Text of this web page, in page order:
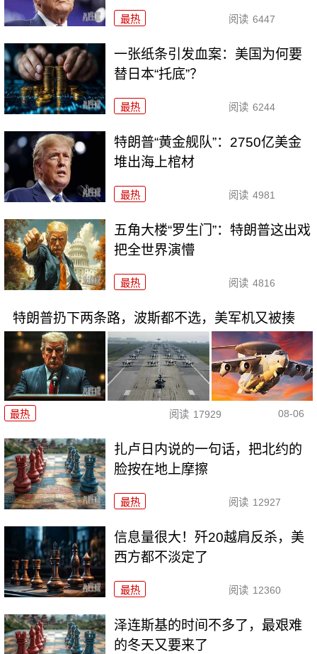
最热 阅读 6447
一张纸条引发血案：美国为何要
替日本“托底”？
最热 阅读 6244
特朗普“黄金舰队”：2750亿美金
堆出海上棺材
最热 阅读 4981
五角大楼“罗生门”：特朗普这出戏
把全世界演懵
最热 阅读 4816
特朗普扔下两条路，波斯都不选，美军机又被揍
最热 阅读 17929 08-06
扎卢日内说的一句话，把北约的
脸按在地上摩擦
最热 阅读 12927
信息量很大！歼20越肩反杀，美
西方都不淡定了
最热 阅读 12360
泽连斯基的时间不多了，最艰难
的冬天又要来了